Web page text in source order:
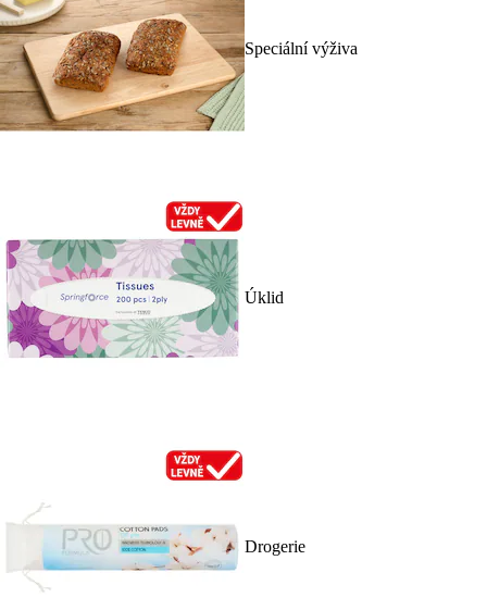
Speciální výživa
Úklid
Drogerie